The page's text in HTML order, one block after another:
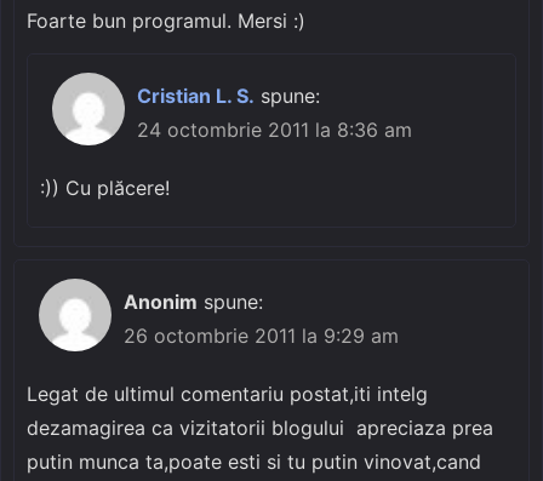
Foarte bun programul. Mersi :)
Cristian L. S. spune:
24 octombrie 2011 la 8:36 am
:)) Cu plăcere!
Anonim spune:
26 octombrie 2011 la 9:29 am
Legat de ultimul comentariu postat,iti intelg
dezamagirea ca vizitatorii blogului apreciaza prea
putin munca ta,poate esti si tu putin vinovat,cand